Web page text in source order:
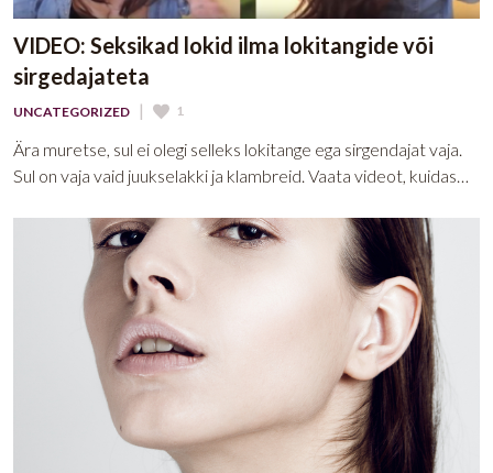
VIDEO: Seksikad lokid ilma lokitangide või
sirgedajateta
UNCATEGORIZED | 1
Ära muretse, sul ei olegi selleks lokitange ega sirgendajat vaja.
Sul on vaja vaid juukselakki ja klambreid. Vaata videot, kuidas…